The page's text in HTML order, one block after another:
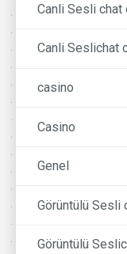
Canli Sesli chat
Canli Seslichat
casino
Casino
Genel
Görüntülü Sesli
Görüntülü